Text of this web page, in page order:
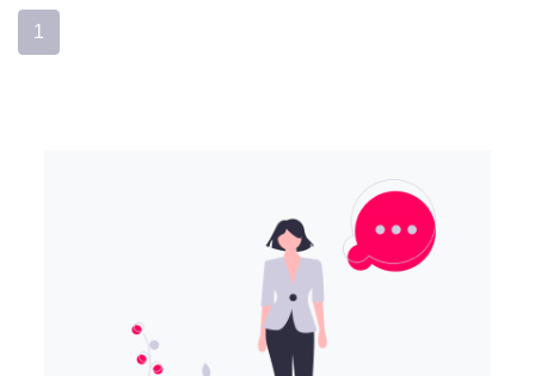
1